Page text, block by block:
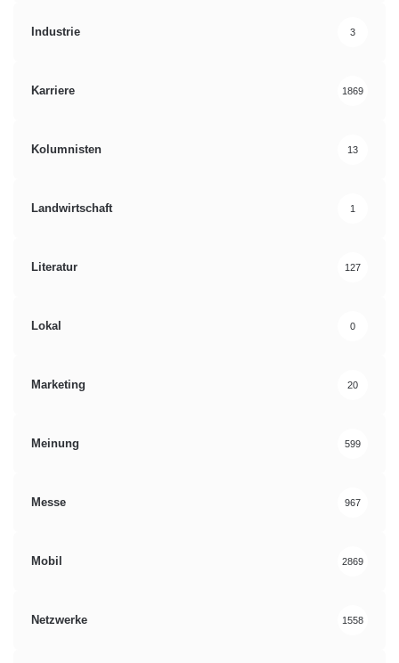
Industrie 3
Karriere 1869
Kolumnisten 13
Landwirtschaft 1
Literatur 127
Lokal 0
Marketing 20
Meinung 599
Messe 967
Mobil 2869
Netzwerke 1558